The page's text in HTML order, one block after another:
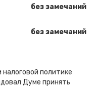
без замечаний
без замечаний
политике
Думе принять